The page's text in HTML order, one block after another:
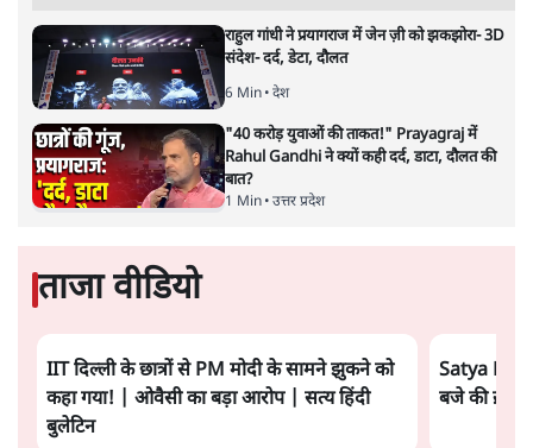
राहुल गांधी ने प्रयागराज में जेन ज़ी को झकझोरा- 3D
संदेश- दर्द, डेटा, दौलत
6 Min• देश
"40 करोड़ युवाओं की ताकत!" Prayagraj में
Rahul Gandhi ने क्यों कही दर्द, डाटा, दौलत की
बात?
1 Min• उत्तर प्रदेश
ताजा वीडियो
IIT दिल्ली के छात्रों से PM मोदी के सामने झुकने को
कहा गया! | ओवैसी का बड़ा आरोप | सत्य हिंदी
बुलेटिन
Satya
बजे की ख़बरें